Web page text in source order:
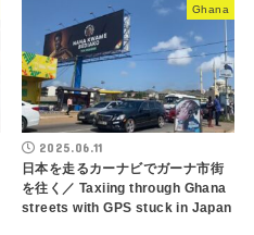
Ghana
2025.06.11
日本を走るカーナビでガーナ市街
を往く／ Taxiing through Ghana
streets with GPS stuck in Japan